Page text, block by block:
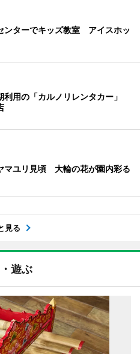
ンターでキッズ教室 アイスホッ
利用の「カルノリレンタカー」
マユリ見頃 大輪の花が園内彩る
見る
遊ぶ